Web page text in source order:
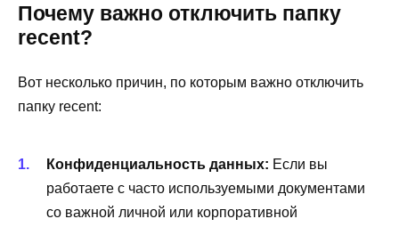
Почему важно отключить папку
recent?
Вот несколько причин, по которым важно отключить
папку recent:
Конфиденциальность данных: Если вы
работаете с часто используемыми документами
со важной личной или корпоративной